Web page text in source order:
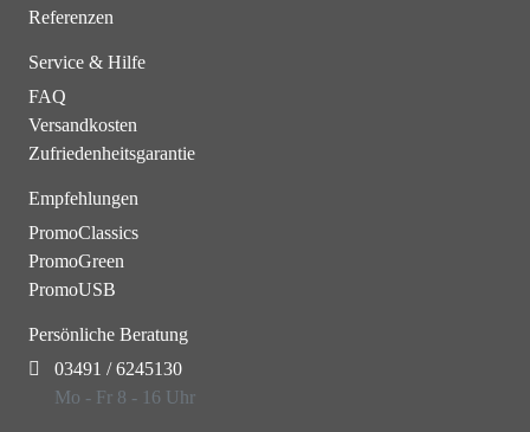
Referenzen
Service & Hilfe
FAQ
Versandkosten
Zufriedenheitsgarantie
Empfehlungen
PromoClassics
PromoGreen
PromoUSB
Persönliche Beratung
03491 / 6245130
Mo - Fr 8 - 16 Uhr